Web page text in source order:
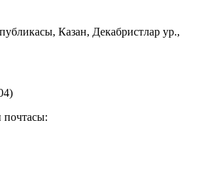
Казан, Декабристлар ур.,
почтасы: